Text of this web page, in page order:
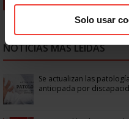
Solo usar
NOTICIAS MÁS LEÍDAS
Se actualizan las
anticipada por